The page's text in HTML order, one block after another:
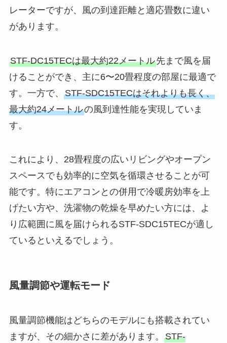
レーターですが、風の到達距離と適応畳数に違い
があります。
STF-DC15TECは最大約22メートル先まで風を届
けることができ、主に6〜20畳程度の部屋に最適で
す。一方で、 STF-SDC15TECはそれよりも長く、
最大約24メートルの風到達性能を実現していま
す。
これにより、28畳程度の広いリビングやオープン
スペースでも効率的に空気を循環させることが可
能です。特にエアコンとの併用で冷暖房効率を上
げたい方や、洗濯物の乾燥を早めたい方には、よ
り広範囲に風を届けられるSTF-SDC15TECが適し
ているといえるでしょう。
風量調節や運転モード
風量調節機能はどちらのモデルにも搭載されてい
ますが、その細かさに差があります。 STF-